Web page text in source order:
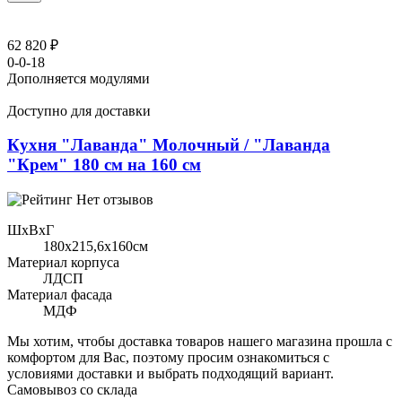
62 820 ₽
0-0-18
Дополняется модулями
Доступно для доставки
Кухня "Лаванда" Молочный / "Лаванда
"Крем" 180 см на 160 см
Нет отзывов
ШхВхГ
180x215,6х160см
Материал корпуса
ЛДСП
Материал фасада
МДФ
Мы хотим, чтобы доставка товаров нашего магазина прошла с
комфортом для Вас, поэтому просим ознакомиться с
условиями доставки и выбрать подходящий вариант.
Самовывоз со склада